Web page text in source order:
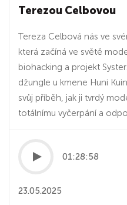
Terezou Celbovou
Tereza Celbová nás ve
která začíná ve světě
biohacking a projekt
džungle u kmene Huni
svůj příběh, jak ji tvrdý
totálnímu vyčerpání a
01:28:58
23.05.2025